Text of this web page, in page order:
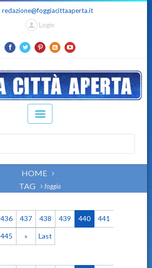
redazione@foggiacittaaperta.it
Login
HOME
TAG
foggia
436 437 438 439 440 441
445 » Last